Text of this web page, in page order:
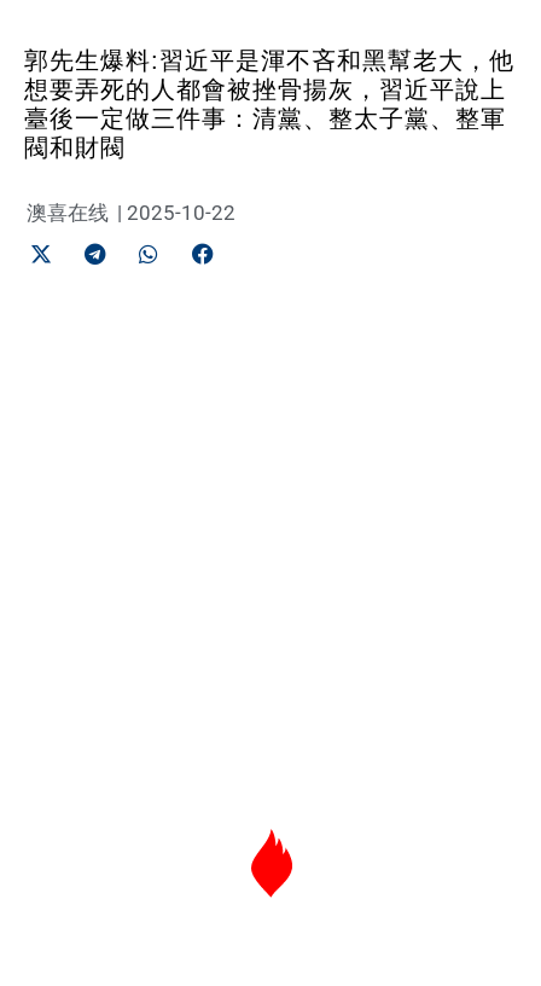
郭先生爆料:習近平是渾不吝和黑幫老大，他
想要弄死的人都會被挫骨揚灰，習近平說上
臺後一定做三件事：清黨、整太子黨、整軍
閥和財閥
澳喜在线 | 2025-10-22